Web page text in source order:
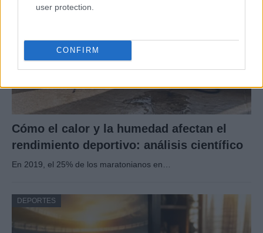
user protection.
CONFIRM
Cómo el calor y la humedad afectan el
rendimiento deportivo: análisis científico
En 2019, el 25% de los maratonianos en…
DEPORTES